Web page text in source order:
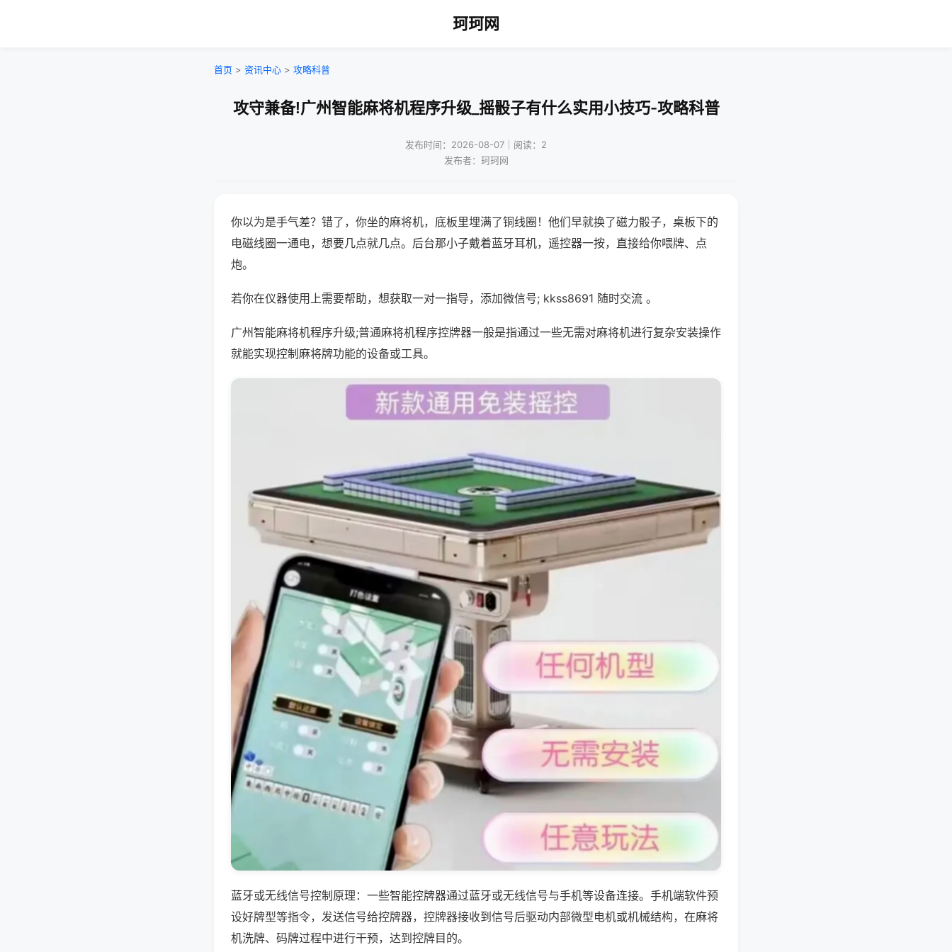
珂珂网
首页 > 资讯中心 > 攻略科普
攻守兼备!广州智能麻将机程序升级_摇骰子有什么实用小技巧-攻略科普
发布时间：2026-08-07｜阅读：2
发布者：珂珂网
你以为是手气差？错了，你坐的麻将机，底板里埋满了铜线圈！他们早就换了磁力骰子，桌板下的
电磁线圈一通电，想要几点就几点。后台那小子戴着蓝牙耳机，遥控器一按，直接给你喂牌、点
炮。
若你在仪器使用上需要帮助，想获取一对一指导，添加微信号; kkss8691 随时交流 。
广州智能麻将机程序升级;普通麻将机程序控牌器一般是指通过一些无需对麻将机进行复杂安装操作
就能实现控制麻将牌功能的设备或工具。
蓝牙或无线信号控制原理：一些智能控牌器通过蓝牙或无线信号与手机等设备连接。手机端软件预
设好牌型等指令，发送信号给控牌器，控牌器接收到信号后驱动内部微型电机或机械结构，在麻将
机洗牌、码牌过程中进行干预，达到控牌目的。